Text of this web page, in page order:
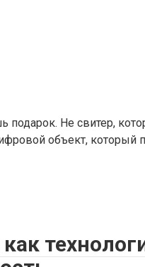
подарок. Не свитер,
объект, который